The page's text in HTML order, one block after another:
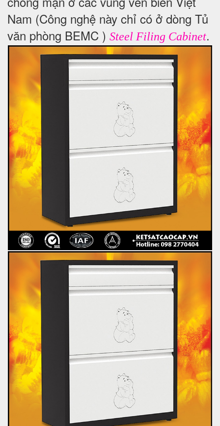
Nam (Công nghệ này chỉ có ở dòng Tủ
văn phòng BEMC ) Steel Filing Cabinet.